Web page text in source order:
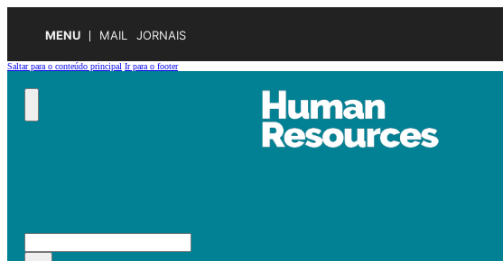
MENU MAIL JORNAIS
Saltar para o conteúdo principal Ir para o footer
Pesquisar